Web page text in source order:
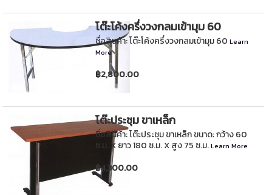
โต๊ะโค้งครึ่งวงกลมเข้ามุม 60
ชื่อสินค้า: โต๊ะโค้งครึ่งวงกลมเข้ามุม 60Learn
More
฿2,800.00
โต๊ะประชุม ขาเหล็ก
ชื่อสินค้า: โต๊ะประชุม ขาเหล็ก ขนาด: กว้าง 60
ซ.ม. X ยาว 180 ซ.ม. X สูง 75 ซ.ม.Learn More
฿4,300.00